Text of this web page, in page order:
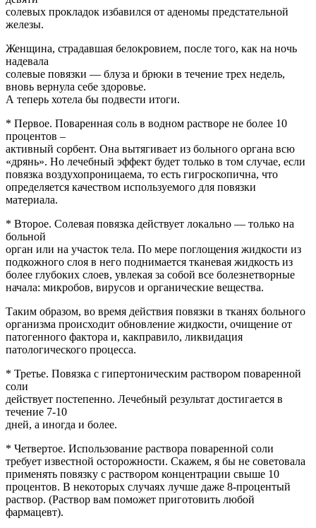
солевых прокладок избавился от аденомы предстательной
железы.
Женщина, страдавшая белокровием, после того, как на ночь
надевала
солевые повязки — блуза и брюки в течение трех недель,
вновь вернула себе здоровье.
А теперь хотела бы подвести итоги.
* Первое. Поваренная соль в водном растворе не более 10
процентов –
активный сорбент. Она вытягивает из больного органа всю
«дрянь». Но лечебный эффект будет только в том случае, если
повязка воздухопроницаема, то есть гигроскопична, что
определяется качеством используемого для повязки
материала.
* Второе. Солевая повязка действует локально — только на
больной
орган или на участок тела. По мере поглощения жидкости из
подкожного слоя в него поднимается тканевая жидкость из
более глубоких слоев, увлекая за собой все болезнетворные
начала: микробов, вирусов и органические вещества.
Таким образом, во время действия повязки в тканях больного
организма происходит обновление жидкости, очищение от
патогенного фактора и, какправило, ликвидация
патологического процесса.
* Третье. Повязка с гипертоническим раствором поваренной
соли
действует постепенно. Лечебный результат достигается в
течение 7-10
дней, а иногда и более.
* Четвертое. Использование раствора поваренной соли
требует известной осторожности. Скажем, я бы не советовала
применять повязку с раствором концентрации свыше 10
процентов. В некоторых случаях лучше даже 8-процентый
раствор. (Раствор вам поможет приготовить любой
фармацевт).